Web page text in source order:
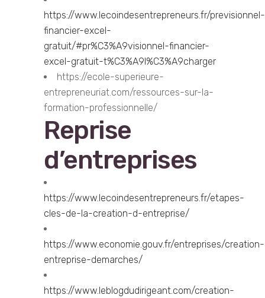
https://www.lecoindesentrepreneurs.fr/previsionnel-
financier-excel-
gratuit/#pr%C3%A9visionnel-financier-
excel-gratuit-t%C3%A9l%C3%A9charger
https://ecole-superieure-
entrepreneuriat.com/ressources-sur-la-
formation-professionnelle/
Reprise
d’entreprises
https://www.lecoindesentrepreneurs.fr/etapes-
cles-de-la-creation-d-entreprise/
https://www.economie.gouv.fr/entreprises/creation-
entreprise-demarches/
https://www.leblogdudirigeant.com/creation-